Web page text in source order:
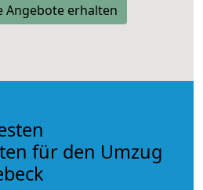
Angebote erhalten
für den Umzug